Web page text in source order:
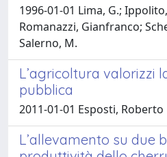
1996-01-01 Lima, G.;
Romanazzi, Gianfranco;
Salerno, M.
L’agricoltura valorizzi
pubblica
2011-01-01 Esposti, Roberto
L’allevamento su due